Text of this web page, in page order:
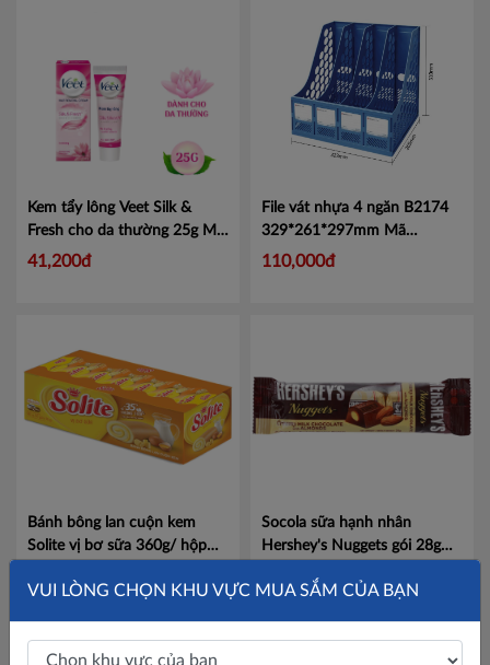
Kem tẩy lông Veet Silk &
Fresh cho da thường 25g Mã
100790821
41,200đ
File vát nhựa 4 ngăn B2174
329*261*297mm Mã
CMB2174
110,000đ
Bánh bông lan cuộn kem
Solite vị bơ sữa 360g/ hộp
52,000đ
Socola sữa hạnh nhân
Hershey's Nuggets gói 28g
100790858
Liên hệ
VUI LÒNG CHỌN KHU VỰC MUA SẮM CỦA BẠN